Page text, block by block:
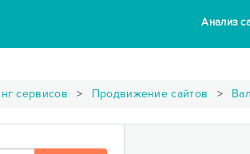
Анализ
сервисов Продвижение сайтов